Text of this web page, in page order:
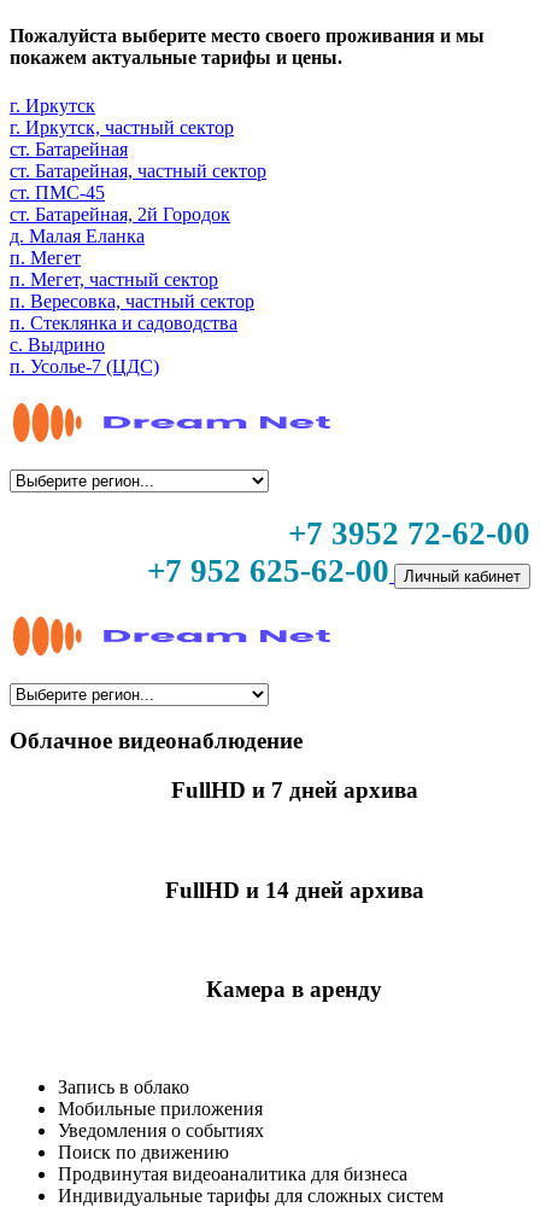
Пожалуйста выберите место своего проживания и мы
покажем актуальные тарифы и цены.
г. Иркутск
г. Иркутск, частный сектор
ст. Батарейная
ст. Батарейная, частный сектор
ст. ПМС-45
ст. Батарейная, 2й Городок
д. Малая Еланка
п. Мегет
п. Мегет, частный сектор
п. Вересовка, частный сектор
п. Стеклянка и садоводства
с. Выдрино
п. Усолье-7 (ЦДС)
+7 3952 72-62-00
+7 952 625-62-00
Личный кабинет
Облачное видеонаблюдение
FullHD и 7 дней архива
FullHD и 14 дней архива
Камера в аренду
Запись в облако
Мобильные приложения
Уведомления о событиях
Поиск по движению
Продвинутая видеоаналитика для бизнеса
Индивидуальные тарифы для сложных систем